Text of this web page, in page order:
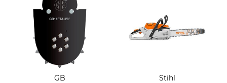
GB
Stihl